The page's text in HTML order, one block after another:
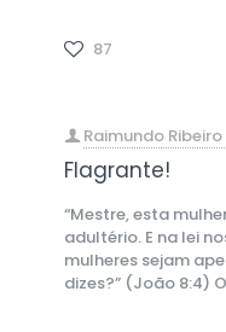
87
Raimundo
Flagrante!
“Mestre, esta
adultério. E na lei
mulheres sejam
dizes?” (João 8:4)